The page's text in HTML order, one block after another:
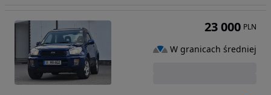
23 000 PLN
W granicach średniej